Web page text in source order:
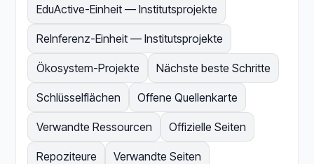
EduActive-Einheit — Institutsprojekte
ReInferenz-Einheit — Institutsprojekte
Ökosystem-Projekte Nächste beste Schritte
Schlüsselflächen Offene Quellenkarte
Verwandte Ressourcen Offizielle Seiten
Repoziteure Verwandte Seiten